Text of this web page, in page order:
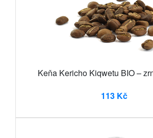
Keňa Kericho Kiqwetu BIO –
113 Kč